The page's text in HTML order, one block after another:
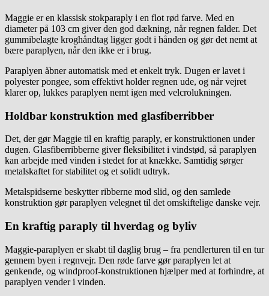
Maggie er en klassisk stokparaply i en flot rød farve. Med en
diameter på 103 cm giver den god dækning, når regnen falder. Det
gummibelagte kroghåndtag ligger godt i hånden og gør det nemt at
bære paraplyen, når den ikke er i brug.
Paraplyen åbner automatisk med et enkelt tryk. Dugen er lavet i
polyester pongee, som effektivt holder regnen ude, og når vejret
klarer op, lukkes paraplyen nemt igen med velcrolukningen.
Holdbar konstruktion med glasfiberribber
Det, der gør Maggie til en kraftig paraply, er konstruktionen under
dugen. Glasfiberribberne giver fleksibilitet i vindstød, så paraplyen
kan arbejde med vinden i stedet for at knække. Samtidig sørger
metalskaftet for stabilitet og et solidt udtryk.
Metalspidserne beskytter ribberne mod slid, og den samlede
konstruktion gør paraplyen velegnet til det omskiftelige danske vejr.
En kraftig paraply til hverdag og byliv
Maggie-paraplyen er skabt til daglig brug – fra pendlerturen til en tur
gennem byen i regnvejr. Den røde farve gør paraplyen let at
genkende, og windproof-konstruktionen hjælper med at forhindre, at
paraplyen vender i vinden.